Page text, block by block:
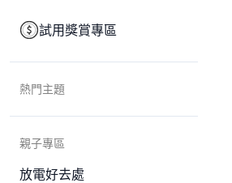
試用獎賞專區
熱門主題
親子專區
放電好去處